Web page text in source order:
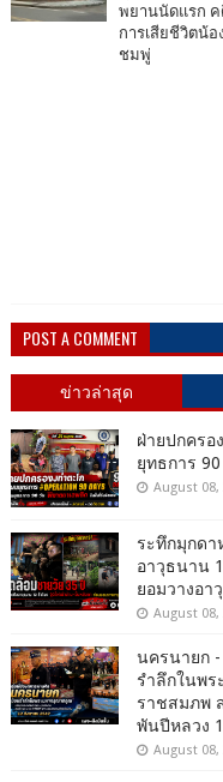
พยานนัดแรก
การเสียชีวิตน้อ
ชมพู่
POST A COMMENT
ข่าวล่าสุด
ฝ่ายปกครอ
ยุทธการ
August 08,
ระทึกมุกดา
อาวุธนาน
ยอมวางอา
August 08,
นครนายก
รำลึกในพ
ราชสมภพ
พันปีหลวง
August 08,